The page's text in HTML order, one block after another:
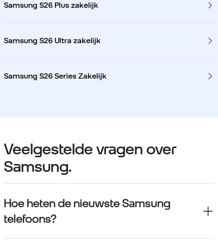
Samsung S26 Plus zakelijk
Samsung S26 Ultra zakelijk
Samsung S26 Series Zakelijk
Veelgestelde vragen over
Samsung.
Hoe heten de nieuwste Samsung
telefoons?